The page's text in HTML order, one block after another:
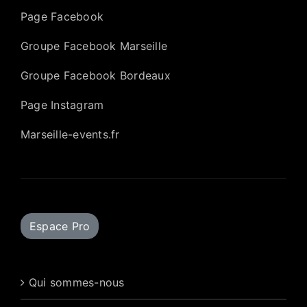
Page Facebook
Groupe Facebook Marseille
Groupe Facebook Bordeaux
Page Instagram
Marseille-events.fr
Espace Pro
Qui sommes-nous